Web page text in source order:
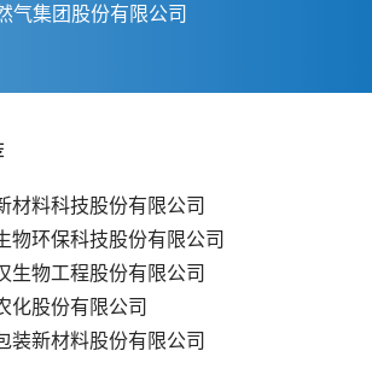
气集团股份有限公司
材料科技股份有限公司
物环保科技股份有限公司
生物工程股份有限公司
化股份有限公司
装新材料股份有限公司